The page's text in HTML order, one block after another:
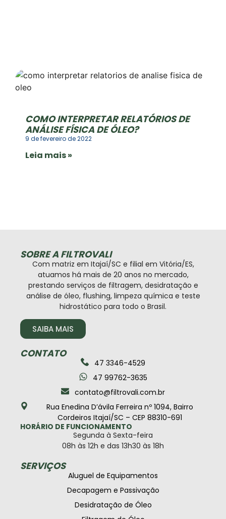
COMO INTERPRETAR RELATÓRIOS DE
ANÁLISE FÍSICA DE ÓLEO?
9 de fevereiro de 2022
Leia mais »
SOBRE A FILTROVALI
Com matriz em Itajaí/SC e filial em Vitória/ES,
atuamos há mais de 20 anos no mercado,
prestando serviços de filtragem, desidratação e
análise de óleo, flushing, limpeza química e teste
hidrostático para todo o Brasil.
SAIBA MAIS
CONTATO
47 3346-4529
47 99762-3635
contato@filtrovali.com.br
Rua Enedina D’ávila Ferreira nº 1094, Bairro
Cordeiros Itajaí/SC – CEP 88310-691
HORÁRIO DE FUNCIONAMENTO
Segunda à Sexta-feira
08h às 12h e das 13h30 às 18h
SERVIÇOS
Aluguel de Equipamentos
Decapagem e Passivação
Desidratação de Óleo